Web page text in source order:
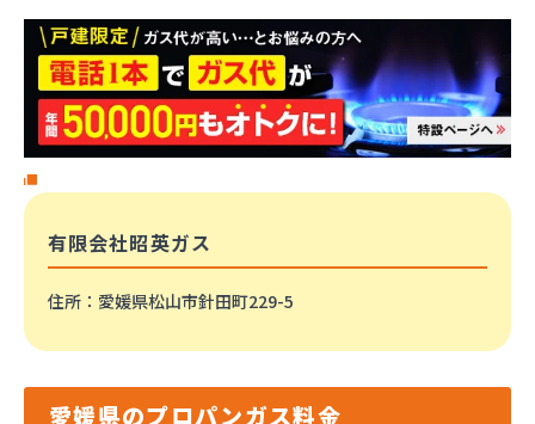
有限会社昭英ガス
住所 ：愛媛県松山市針田町229-5
愛媛県のプロパンガス料金